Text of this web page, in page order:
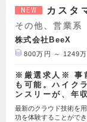
NEW カスタ
その他、営業系
株式会社BeeX
800万円 ～ 1249万
※厳選求人※ 事
も可能。ハイク
ンスリーが、年
最新のクラウド技術を
功を体験することがで